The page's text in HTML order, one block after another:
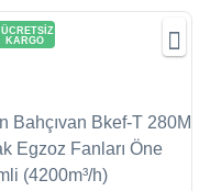
ÜCRETSİZ
KARGO